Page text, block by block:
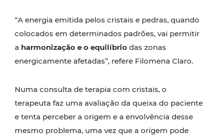
“A energia emitida pelos cristais e pedras, quando
colocados em determinados padrões, vai permitir
a harmonização e o equilíbrio das zonas
energicamente afetadas”, refere Filomena Claro.
Numa consulta de terapia com cristais, o
terapeuta faz uma avaliação da queixa do paciente
e tenta perceber a origem e a envolvência desse
mesmo problema, uma vez que a origem pode